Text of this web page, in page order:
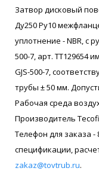
Затвор дисковый
Ду250 Ру10
уплотнение - NBR, с
500-7, арт. ТТ129654
GJS-500-7,
трубы ± 50 мм.
Рабочая среда
Производитель
Телефон для заказа -
спецификации,
zakaz@tovtrub.ru.